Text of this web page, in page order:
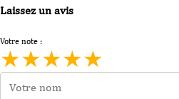
Laissez un avis
Votre note :
★★★★★